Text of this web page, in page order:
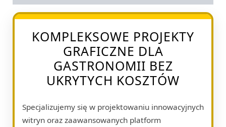
KOMPLEKSOWE PROJEKTY
GRAFICZNE DLA
GASTRONOMII BEZ
UKRYTYCH KOSZTÓW
Specjalizujemy się w projektowaniu innowacyjnych
witryn oraz zaawansowanych platform